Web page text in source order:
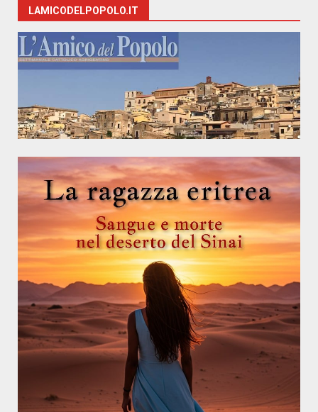
LAMICODELPOPOLO.IT